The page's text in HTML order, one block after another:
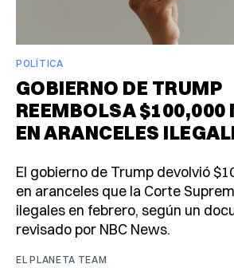
POLÍTICA
GOBIERNO DE TRUMP
REEMBOLSA $100,000
EN ARANCELES
El gobierno de Trump devolvió
en aranceles que la Corte
ilegales en febrero, según un
revisado por NBC News.
EL PLANETA TEAM